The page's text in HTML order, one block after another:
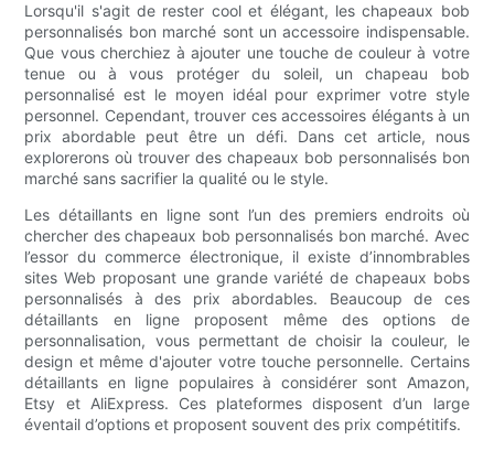
Lorsqu'il s'agit de rester cool et élégant, les chapeaux bob
personnalisés bon marché sont un accessoire indispensable.
Que vous cherchiez à ajouter une touche de couleur à votre
tenue ou à vous protéger du soleil, un chapeau bob
personnalisé est le moyen idéal pour exprimer votre style
personnel. Cependant, trouver ces accessoires élégants à un
prix abordable peut être un défi. Dans cet article, nous
explorerons où trouver des chapeaux bob personnalisés bon
marché sans sacrifier la qualité ou le style.
Les détaillants en ligne sont l’un des premiers endroits où
chercher des chapeaux bob personnalisés bon marché. Avec
l’essor du commerce électronique, il existe d’innombrables
sites Web proposant une grande variété de chapeaux bobs
personnalisés à des prix abordables. Beaucoup de ces
détaillants en ligne proposent même des options de
personnalisation, vous permettant de choisir la couleur, le
design et même d'ajouter votre touche personnelle. Certains
détaillants en ligne populaires à considérer sont Amazon,
Etsy et AliExpress. Ces plateformes disposent d’un large
éventail d’options et proposent souvent des prix compétitifs.